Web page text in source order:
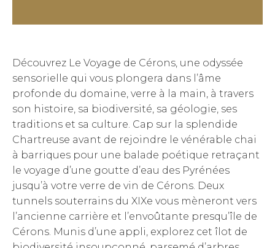
Découvrez Le Voyage de Cérons, une odyssée
sensorielle qui vous plongera dans l’âme
profonde du domaine, verre à la main, à travers
son histoire, sa biodiversité, sa géologie, ses
traditions et sa culture. Cap sur la splendide
Chartreuse avant de rejoindre le vénérable chai
à barriques pour une balade poétique retraçant
le voyage d’une goutte d’eau des Pyrénées
jusqu’à votre verre de vin de Cérons. Deux
tunnels souterrains du XIXe vous mèneront vers
l’ancienne carrière et l’envoûtante presqu’île de
Cérons. Munis d’une appli, explorez cet îlot de